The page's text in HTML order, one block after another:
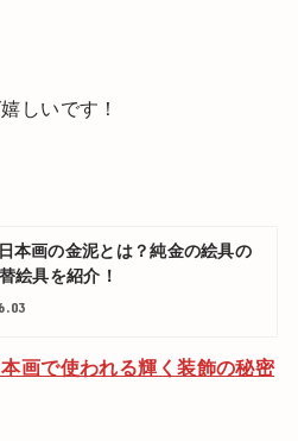
しいです！
日本画の金泥とは？純金の絵具の
絵具を紹介！
画で使われる輝く装飾の秘密